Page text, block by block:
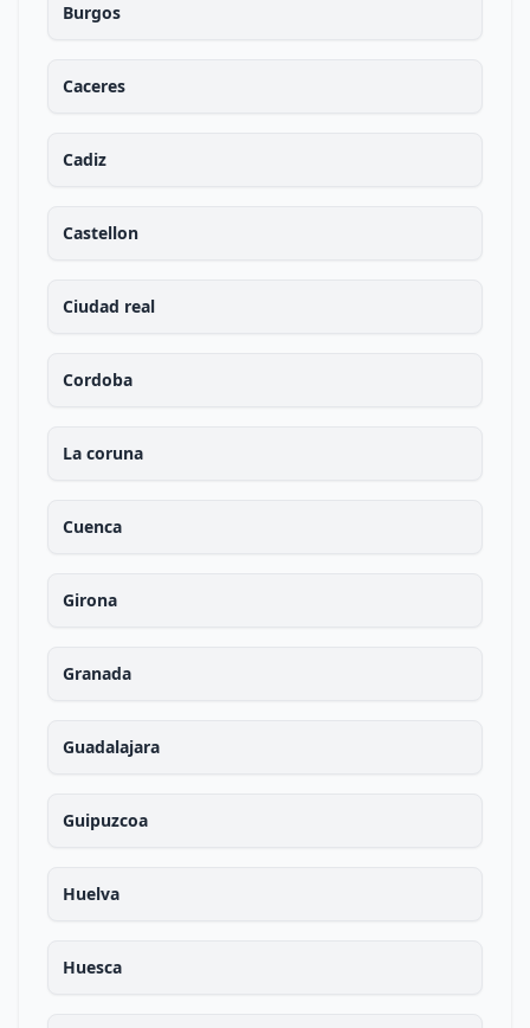
Burgos
Caceres
Cadiz
Castellon
Ciudad real
Cordoba
La coruna
Cuenca
Girona
Granada
Guadalajara
Guipuzcoa
Huelva
Huesca